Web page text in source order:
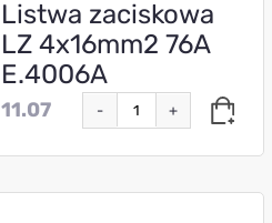
Listwa zaciskowa
LZ 4x16mm2 76A
E.4006A
11.07 - +